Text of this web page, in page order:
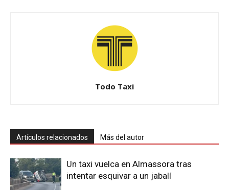
Todo Taxi
Artículos relacionados Más del autor
Un taxi vuelca en Almassora tras
intentar esquivar a un jabalí